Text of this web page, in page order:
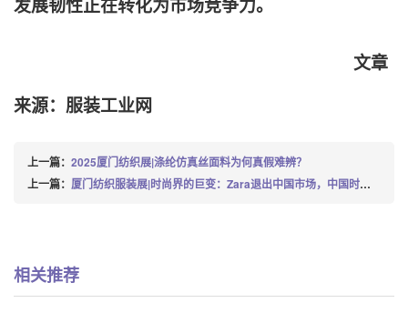
发展韧性正在转化为市场竞争力。
文章
来源：服装工业网
上一篇： 2025厦门纺织展|涤纶仿真丝面料为何真假难辨？
上一篇： 厦门纺织服装展|时尚界的巨变：Zara退出中国市场，中国时尚产业的前景，你准备好迎接挑战了吗？
相关推荐